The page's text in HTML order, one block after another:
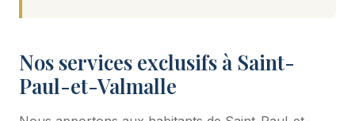
Nos services exclusifs à Saint-
Paul-et-Valmalle